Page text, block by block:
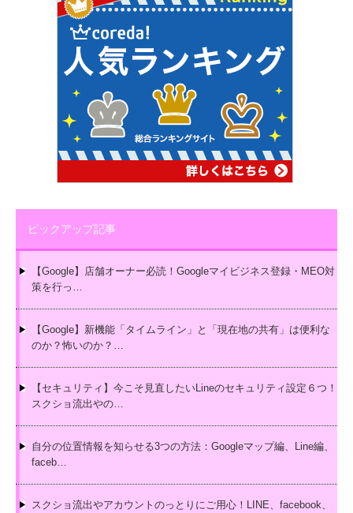
ピックアップ記事
【Google】店舗オーナー必読！Googleマイビジネス登録・MEO対
策を行っ…
【Google】新機能「タイムライン」と「現在地の共有」は便利な
のか？怖いのか？…
【セキュリティ】今こそ見直したいLineのセキュリティ設定６つ！
スクショ流出やの…
自分の位置情報を知らせる3つの方法：Googleマップ編、Line編、
faceb…
スクショ流出やアカウントのっとりにご用心！LINE、facebook、